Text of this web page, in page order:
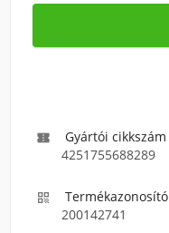

Gyártói cikkszám
4251755688289

Termékazonosító
200142741